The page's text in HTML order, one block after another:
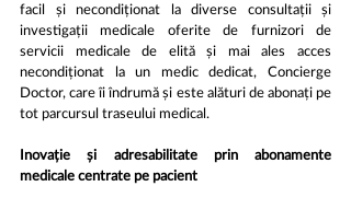
facil și necondiționat la diverse consultații și
investigații medicale oferite de furnizori de
servicii medicale de elită și mai ales acces
necondiționat la un medic dedicat, Concierge
Doctor, care îi îndrumă și este alături de abonați pe
tot parcursul traseului medical.
Inovație și adresabilitate prin abonamente
medicale centrate pe pacient